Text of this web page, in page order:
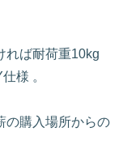
れば耐荷重10kg
様 。
の購入場所からの